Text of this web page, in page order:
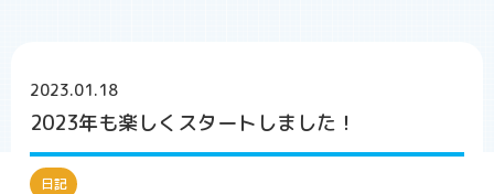
2023.01.18
2023年も楽しくスタートしました！
日記